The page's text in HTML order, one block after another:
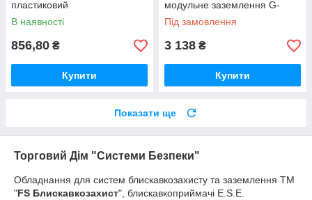
пластиковий
В наявності
856,80 ₴
Купити
модульне заземлення G-
15/45 N
Під замовлення
3 138 ₴
Купити
Показати ще
Торговий Дім "Системи Безпеки"
Обладнання для систем блискавкозахисту та заземлення TM
"FS Блискавкозахист", блискавкоприймачі E.S.E.